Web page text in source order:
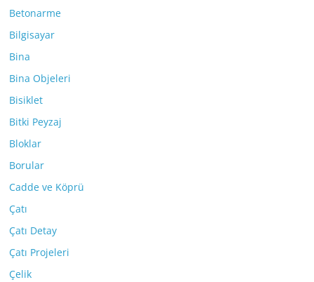
Betonarme
Bilgisayar
Bina
Bina Objeleri
Bisiklet
Bitki Peyzaj
Bloklar
Borular
Cadde ve Köprü
Çatı
Çatı Detay
Çatı Projeleri
Çelik